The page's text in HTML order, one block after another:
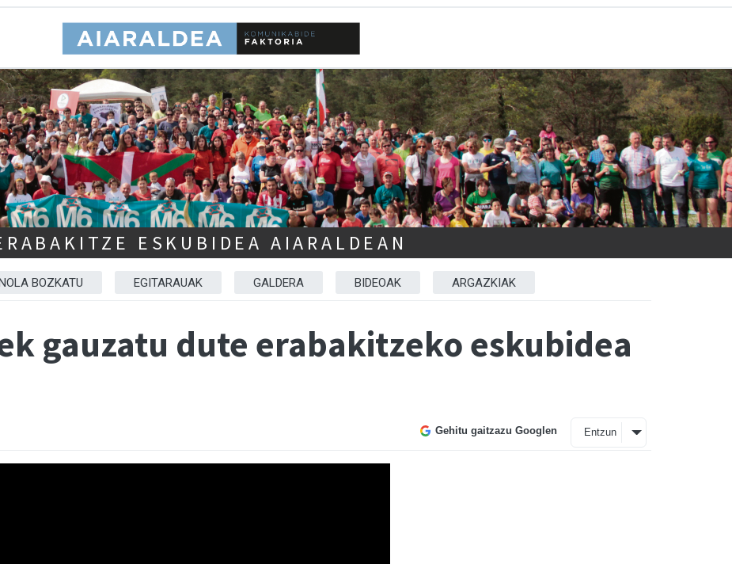
ESKUBIDEA AIARALDEAN
BOZKATU EGITARAUAK GALDERA BIDEOAK ARGAZKIAK
gauzatu dute erabakitzeko eskubidea
Gehitu gaitzazu Googlen Entzun